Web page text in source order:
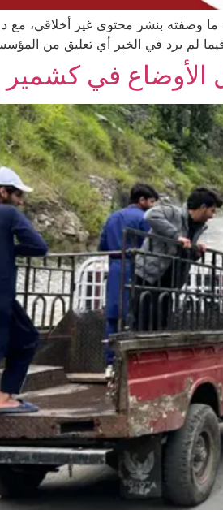
وصفته بنشر محتوى غير أخلاقي، مع
لم يرد في الخبر أي تعليق من
في كشمير